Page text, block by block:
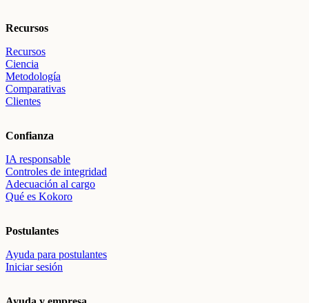
Recursos
Recursos
Ciencia
Metodología
Comparativas
Clientes
Confianza
IA responsable
Controles de integridad
Adecuación al cargo
Qué es Kokoro
Postulantes
Ayuda para postulantes
Iniciar sesión